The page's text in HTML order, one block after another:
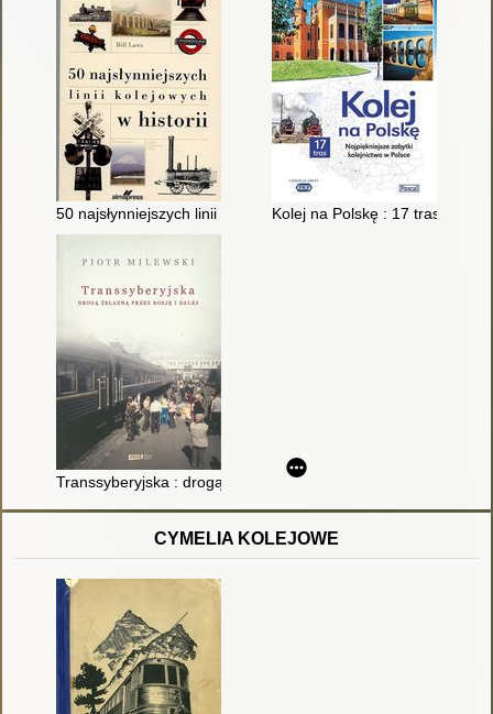
50 najsłynniejszych linii kolejowych w historiiKolej na Polskę : 17 tras z
Transsyberyjska : drogą żelazną przez Rosję i dalej
CYMELIA KOLEJOWE